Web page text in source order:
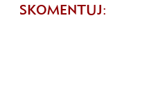
SKOMENTUJ: